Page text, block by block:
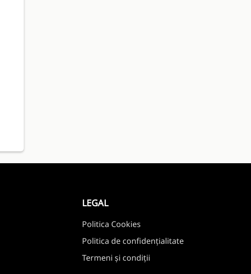
LEGAL
Politica Cookies
Politica de confidențialitate
Termeni și condiții